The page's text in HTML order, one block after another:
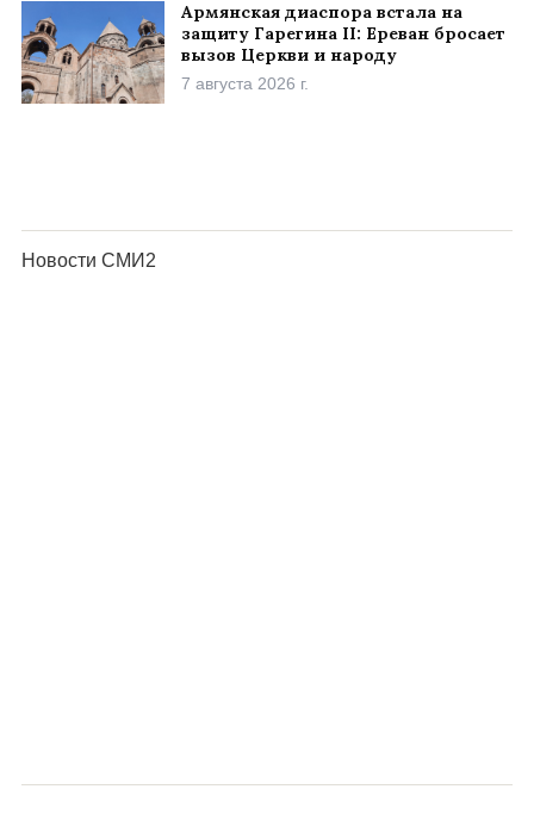
Армянская диаспора встала на
защиту Гарегина II: Ереван бросает
вызов Церкви и народу
7 августа 2026 г.